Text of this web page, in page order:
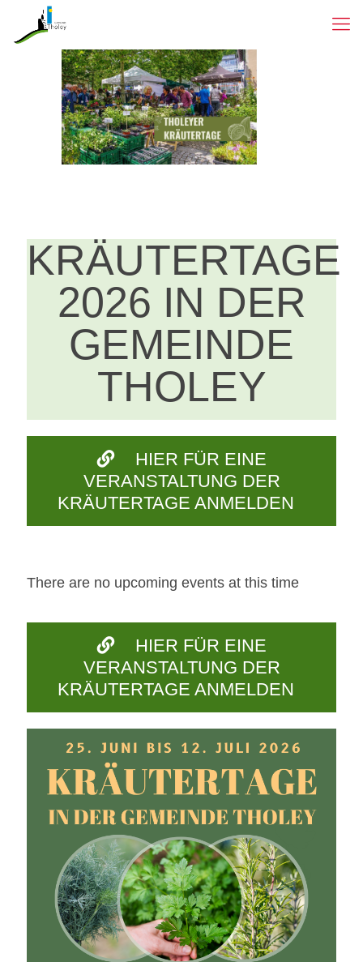
KRÄUTERTAGE
2026 IN DER
GEMEINDE
THOLEY
HIER FÜR EINE
VERANSTALTUNG DER
KRÄUTERTAGE ANMELDEN
There are no upcoming events at this time
HIER FÜR EINE
VERANSTALTUNG DER
KRÄUTERTAGE ANMELDEN